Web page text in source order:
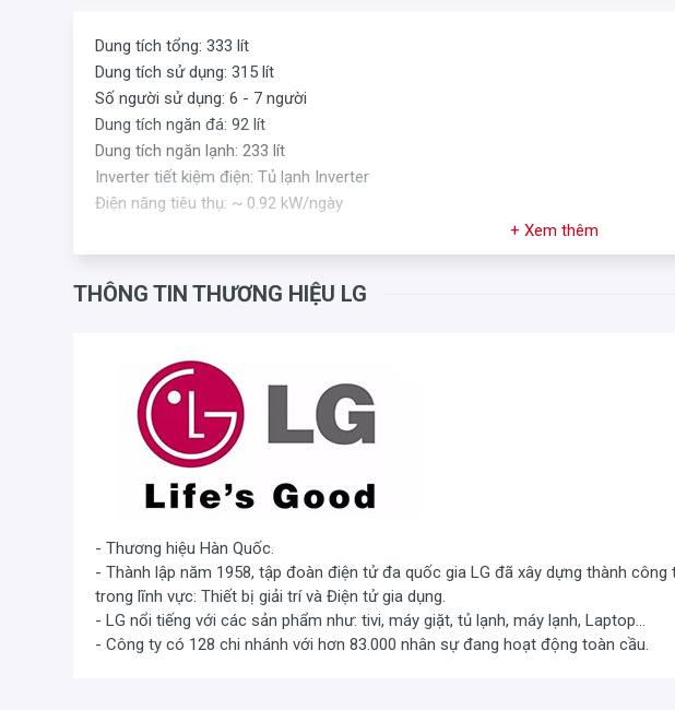
Dung tích tổng: 333 lít
Dung tích sử dụng: 315 lít
Số người sử dụng: 6 - 7 người
Dung tích ngăn đá: 92 lít
Dung tích ngăn lạnh: 233 lít
Inverter tiết kiệm điện: Tủ lạnh Inverter
Điện năng tiêu thụ: ~ 0.92 kW/ngày
+ Xem thêm
THÔNG TIN THƯƠNG HIỆU LG
- Thương hiệu Hàn Quốc.
- Thành lập năm 1958, tập đoàn điện tử đa quốc gia LG đã xây dựng thành
trong lĩnh vực: Thiết bị giải trí và Điện tử gia dụng.
- LG nổi tiếng với các sản phẩm như: tivi, máy giặt, tủ lạnh, máy lạnh, Laptop...
- Công ty có 128 chi nhánh với hơn 83.000 nhân sự đang hoạt động toàn cầu.